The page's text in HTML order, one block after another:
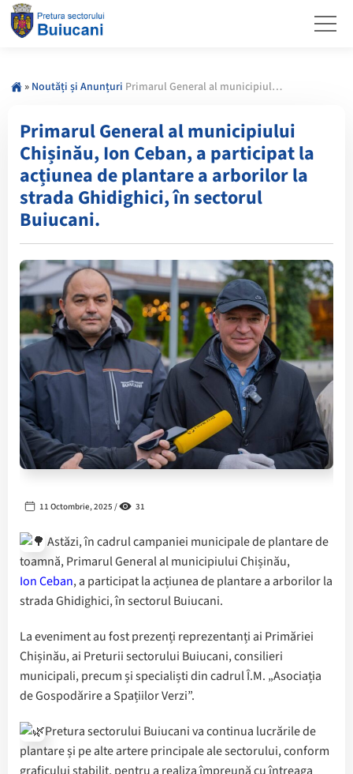
» Noutăți și Anunțuri Primarul General al municipiului Chișinău, Ion Ceban, a participat la acțiunea de plantare a arborilor la strada Ghidighici, în sectorul Buiucani.
Primarul General al municipiului
Chișinău, Ion Ceban, a participat la
acțiunea de plantare a arborilor la
strada Ghidighici, în sectorul
Buiucani.
11 Octombrie, 2025 / 31
Astăzi, în cadrul campaniei municipale de plantare de
toamnă, Primarul General al municipiului Chișinău,
Ion Ceban, a participat la acțiunea de plantare a arborilor la
strada Ghidighici, în sectorul Buiucani.
La eveniment au fost prezenți reprezentanți ai Primăriei
Chișinău, ai Preturii sectorului Buiucani, consilieri
municipali, precum și specialiști din cadrul Î.M. „Asociația
de Gospodărire a Spațiilor Verzi”.
Pretura sectorului Buiucani va continua lucrările de
plantare și pe alte artere principale ale sectorului, conform